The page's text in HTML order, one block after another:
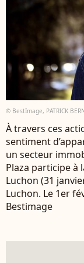
© BestImage, PATRICK
À travers ces
sentiment
un secteur
Plaza participe à
Luchon (31
Luchon. Le 1er
Bestimage